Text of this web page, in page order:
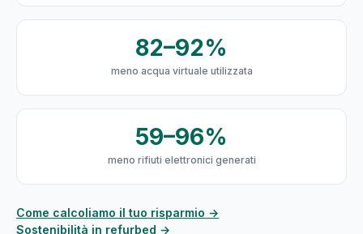
82–92%
meno acqua virtuale utilizzata
59–96%
meno rifiuti elettronici generati
Come calcoliamo il tuo risparmio →
Sostenibilità in refurbed →